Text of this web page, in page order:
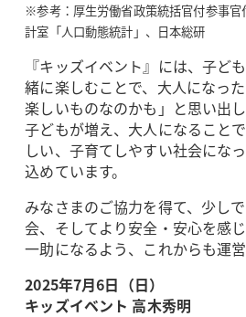
※参考：厚生労働省政策統括官付参事官
計室「人口動態統計」、日本総研
『キッズイベント』には、子ど
緒に楽しむことで、大人になっ
楽しいものなのかも」と思い出
子どもが増え、大人になること
しい、子育てしやすい社会にな
込めています。
みなさまのご協力を得て、少し
会、そしてより安全・安心を感
一助になるよう、これからも運営
2025年7月6日（日）
キッズイベント 高木秀明